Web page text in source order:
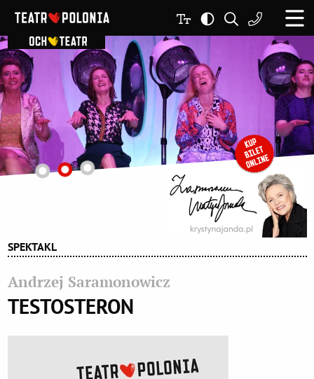
SPEKTAKL
Andrzej Saramonowicz
TESTOSTERON